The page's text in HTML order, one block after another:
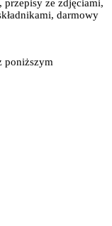
przepisy ze zdjęciami,
darmowy
poniższym